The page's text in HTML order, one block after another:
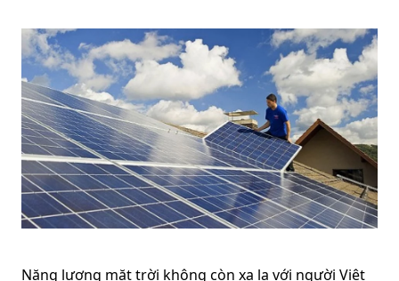
Năng lượng mặt trời không còn xa lạ với người Việt